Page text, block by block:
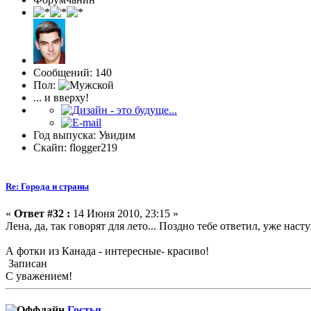
Сообщений: 140
Пол:
... и вверху!
Год выпуска: Увидим
Скайп: flogger219
Re: Города и страны
« Ответ #32 : 14 Июня 2010, 23:15 »
Лена, да, так говорят для лето... Поздно тебе ответил, уже
А фотки из Канада - интересные- красиво!
Записан
С уважением!